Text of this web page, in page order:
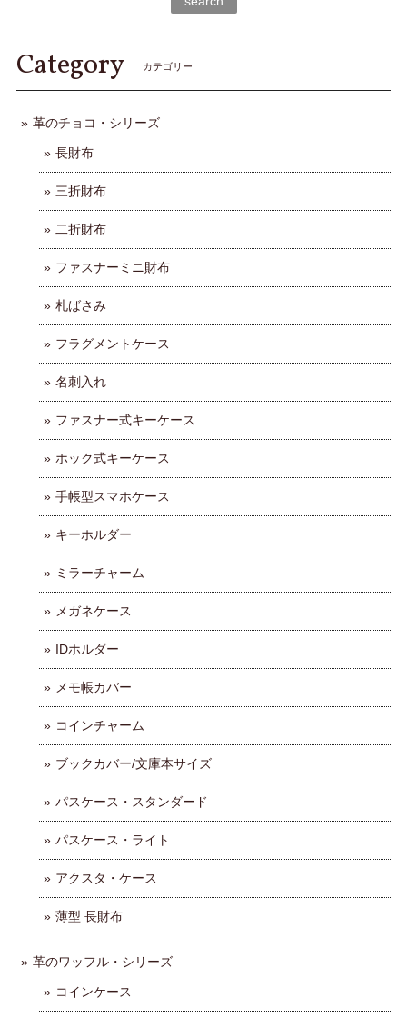
Category カテゴリー
革のチョコ・シリーズ
長財布
三折財布
二折財布
ファスナーミニ財布
札ばさみ
フラグメントケース
名刺入れ
ファスナー式キーケース
ホック式キーケース
手帳型スマホケース
キーホルダー
ミラーチャーム
メガネケース
IDホルダー
メモ帳カバー
コインチャーム
ブックカバー/文庫本サイズ
パスケース・スタンダード
パスケース・ライト
アクスタ・ケース
薄型 長財布
革のワッフル・シリーズ
コインケース